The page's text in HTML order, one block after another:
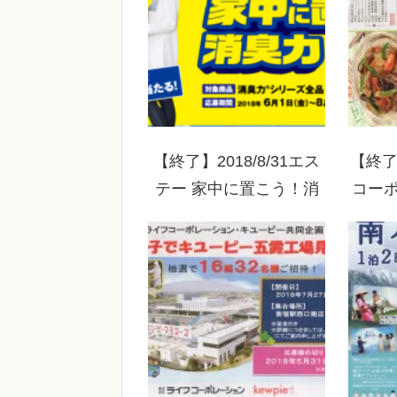
【終了】2018/8/31エス
テー 家中に置こう！消
【終
コー
もて